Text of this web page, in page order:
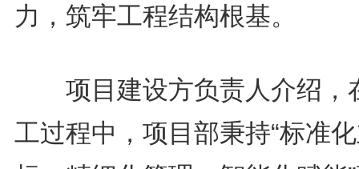
力，筑牢工程结构根基。
项目建设方负责人介绍，
工过程中，项目部秉持“标准